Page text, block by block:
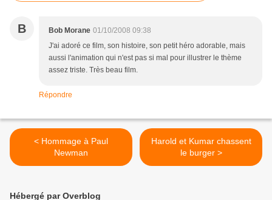
B Bob Morane 01/10/2008 09:38
J'ai adoré ce film, son histoire, son petit héro adorable, mais
aussi l'animation qui n'est pas si mal pour illustrer le thème
assez triste. Très beau film.
Répondre
< Hommage à Paul
Newman
Harold et Kumar chassent
le burger >
Hébergé par Overblog